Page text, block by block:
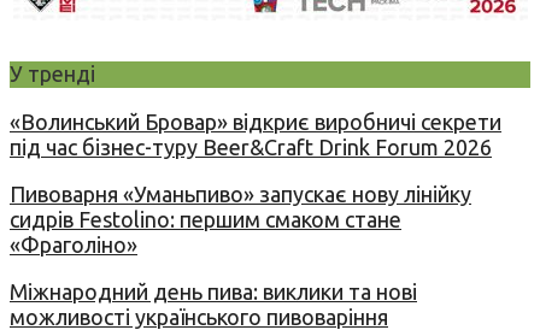
У тренді
«Волинський Бровар» відкриє виробничі секрети
під час бізнес-туру Beer&Craft Drink Forum 2026
Пивоварня «Уманьпиво» запускає нову лінійку
сидрів Festolino: першим смаком стане
«Фраголіно»
Міжнародний день пива: виклики та нові
можливості українського пивоваріння